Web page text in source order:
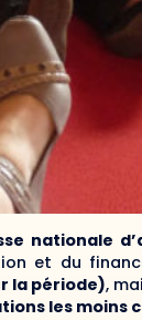
nationale
et du
la période),
les moins